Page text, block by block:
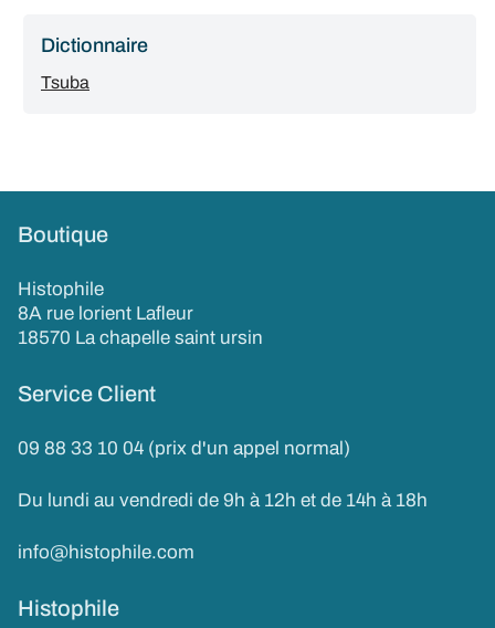
Dictionnaire
Tsuba
Boutique
Histophile
8A rue lorient Lafleur
18570 La chapelle saint ursin
Service Client
09 88 33 10 04 (prix d'un appel normal)
Du lundi au vendredi de 9h à 12h et de 14h à 18h
info@histophile.com
Histophile